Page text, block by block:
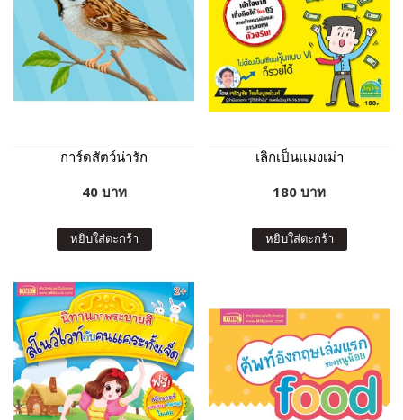
การ์ดสัตว์น่ารัก
40 บาท
หยิบใส่ตะกร้า
เลิกเป็นแมงเม่า
180 บาท
หยิบใส่ตะกร้า